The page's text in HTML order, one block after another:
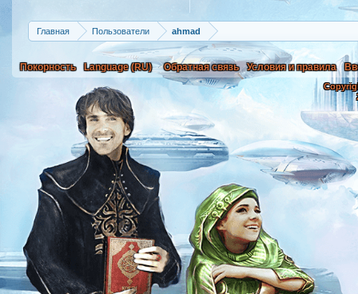
Главная Пользователи ahmad
Покорность Language (RU) Обратная связь Условия и правила